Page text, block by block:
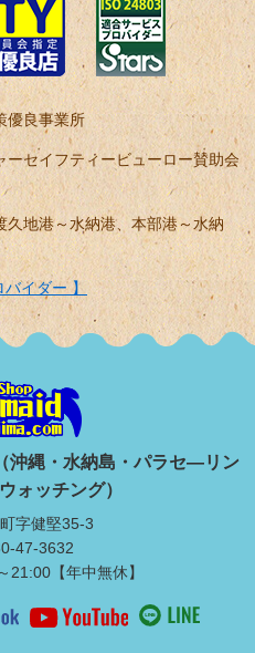
優良事業所
セイフティービューロー賛助会
久地港～水納港、本部港～水納
イダー 】
沖縄・水納島・パラセ―リン
ォッチング）
字健堅35-3
47-3632
21:00【年中無休】